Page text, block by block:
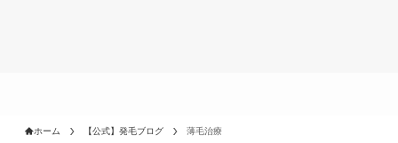
ホーム 【公式】発毛ブログ 薄毛治療